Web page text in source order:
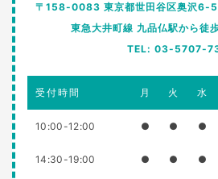
〒158-0083 東京都世田谷区奥沢6-
東急大井町線 九品仏駅から徒
TEL: 03-5707-
受付時間 月 火 水
10:00-12:00 ● ● ●
14:30-19:00 ● ● ●